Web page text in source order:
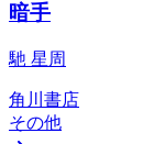
暗手
馳 星周
角川書店
その他